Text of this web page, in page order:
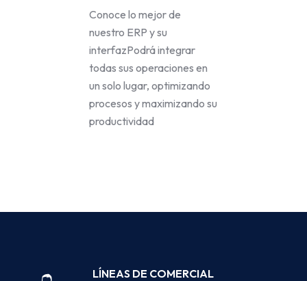
Conoce lo mejor de
nuestro ERP y su
interfazPodrá integrar
todas sus operaciones en
un solo lugar, optimizando
procesos y maximizando su
productividad
LÍNEAS DE COMERCIAL